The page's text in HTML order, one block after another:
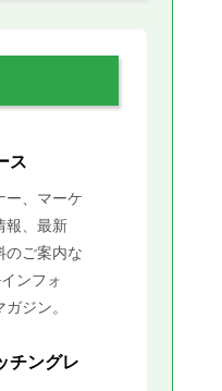
ス
ー、マーケ
報、最新
のご案内な
ンフォ
ジン。
チングレ